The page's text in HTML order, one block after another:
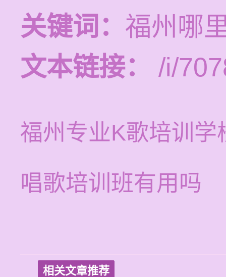
关键词： 福州哪
文本链接：
/i/
福州专业K歌培训学
唱歌培训班有用吗
相关文章推荐